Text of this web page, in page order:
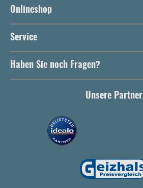
Onlineshop
Service
Haben Sie noch Fragen?
Unsere Partner